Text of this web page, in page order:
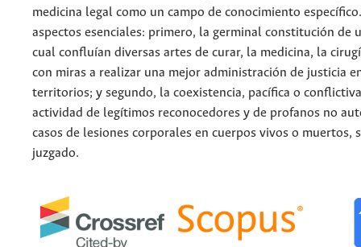
medicina legal como un campo de conocimiento
aspectos esenciales: primero, la germinal constitución de
cual confluían diversas artes de curar, la medicina, la
con miras a realizar una mejor administración de justicia
territorios; y segundo, la coexistencia, pacífica o
actividad de legítimos reconocedores y de profanos no
casos de lesiones corporales en cuerpos vivos o muertos,
juzgado.